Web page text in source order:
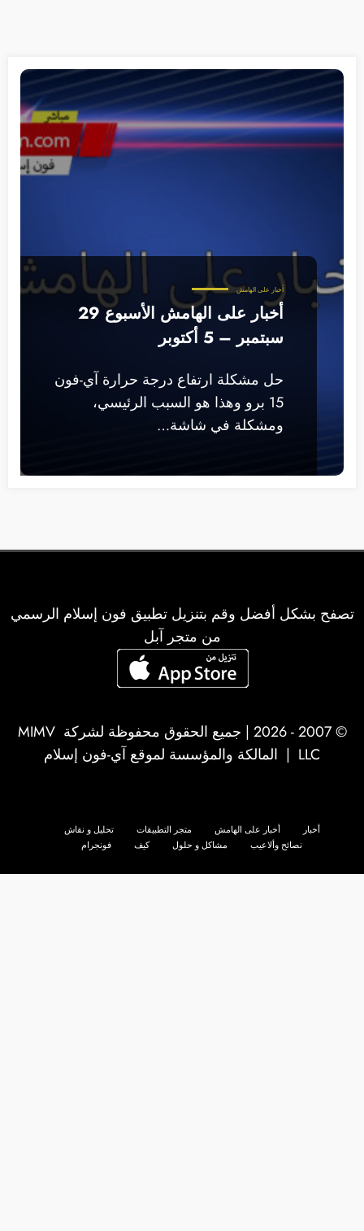
أخبار على الهامش
أخبار على الهامش الأسبوع 29
سبتمبر – 5 أكتوبر
حل مشكلة ارتفاع درجة حرارة آي-فون
15 برو وهذا هو السبب الرئيسي،
ومشكلة في شاشة…
تصفح بشكل أفضل وقم بتنزيل تطبيق فون إسلام الرسمي
من متجر آبل
© 2007 - 2026 | جميع الحقوق محفوظة لشركة
MIMV
LLC | المالكة والمؤسسة لموقع آي-فون إسلام
أخبار أخبار على الهامش متجر التطبيقات
تحليل و نقاش
نصائح وألاعيب
مشاكل و حلول كيف فونجرام